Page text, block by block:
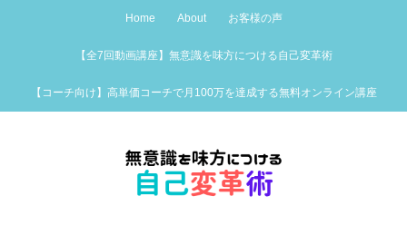
Home About お客様の声
【全7回動画講座】無意識を味方につける自己変革術
【コーチ向け】高単価コーチで月100万を達成する無料オンライン講座